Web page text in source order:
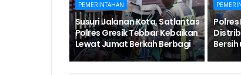
PEMERINTAHAN
Susuri Jalanan Kota, Satlantas
Polres Gresik Tebbar Kebaikan
Lewat Jumat Berkah Berbagi